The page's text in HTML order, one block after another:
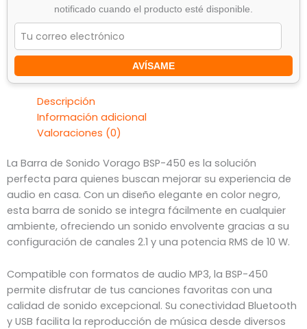
notificado cuando el producto esté disponible.
AVÍSAME
Descripción
Información adicional
Valoraciones (0)
La Barra de Sonido Vorago BSP-450 es la solución
perfecta para quienes buscan mejorar su experiencia de
audio en casa. Con un diseño elegante en color negro,
esta barra de sonido se integra fácilmente en cualquier
ambiente, ofreciendo un sonido envolvente gracias a su
configuración de canales 2.1 y una potencia RMS de 10 W.
Compatible con formatos de audio MP3, la BSP-450
permite disfrutar de tus canciones favoritas con una
calidad de sonido excepcional. Su conectividad Bluetooth
y USB facilita la reproducción de música desde diversos